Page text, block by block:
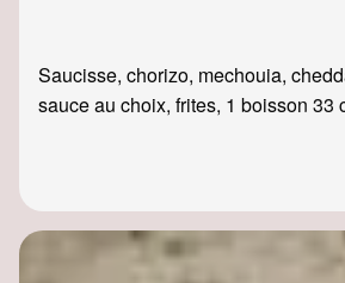
Saucisse, chorizo, mechouia,
sauce au choix, frites, 1 boisson 33